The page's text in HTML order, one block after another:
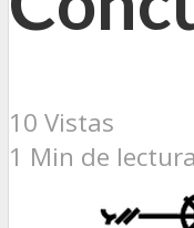
10 Vistas
1 Min de lectura